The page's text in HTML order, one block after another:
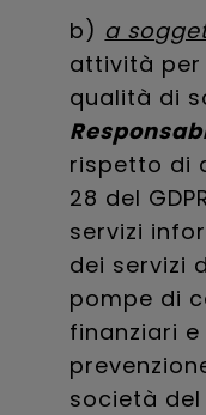
b) a
attività per
qualità di
rispetto di
28 del
servizi
dei servizi
pompe di
finanziari
società del